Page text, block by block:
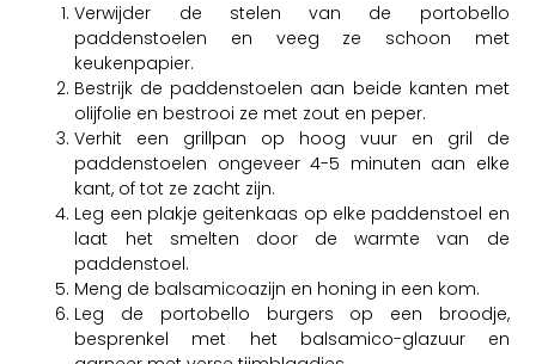
Verwijder de stelen van de portobello
paddenstoelen en veeg ze schoon met
keukenpapier.
Bestrijk de paddenstoelen aan beide kanten met
olijfolie en bestrooi ze met zout en peper.
Verhit een grillpan op hoog vuur en gril de
paddenstoelen ongeveer 4-5 minuten aan elke
kant, of tot ze zacht zijn.
Leg een plakje geitenkaas op elke paddenstoel en
laat het smelten door de warmte van de
paddenstoel.
Meng de balsamicoazijn en honing in een kom.
Leg de portobello burgers op een broodje,
besprenkel met het balsamico-glazuur en